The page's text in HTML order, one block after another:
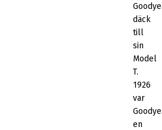
däck
till
sin
Model
T.
1926
var
en